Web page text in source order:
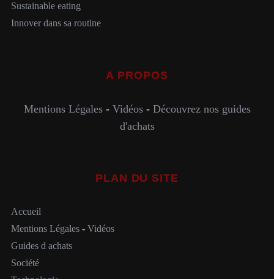
Sustainable eating
Innover dans sa routine
A PROPOS
Mentions Légales- Vidéos- Découvrez nos guides
d'achats
PLAN DU SITE
Accueil
Mentions Légales- Vidéos
Guides d achats
Société